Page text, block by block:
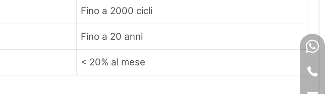
Fino a 2000 cicli
Fino a 20 anni
< 20% al mese